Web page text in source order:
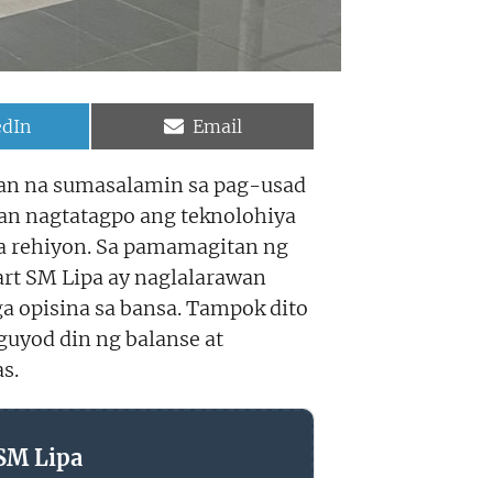
Share
Email
na sumasalamin sa pag-usad
nagtatagpo ang teknolohiya
rehiyon. Sa pamamagitan ng
SM Lipa ay naglalarawan
opisina sa bansa. Tampok dito
din ng balanse at
Lipa